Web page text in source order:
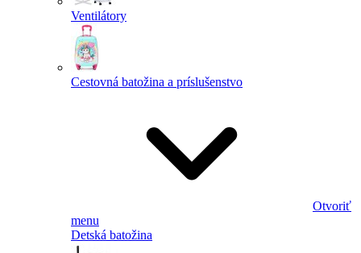
Ventilátory
Cestovná batožina a príslušenstvo
Otvoriť
menu
Detská batožina